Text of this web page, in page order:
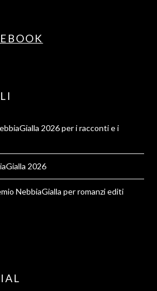
2026 per i racconti e i
2026
NebbiaGialla per romanzi editi